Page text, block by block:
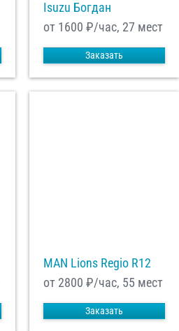
Isuzu Богдан
от 1600 ₽/час, 27 мест
Заказать
MAN Lions Regio R12
от 2800 ₽/час, 55 мест
Заказать